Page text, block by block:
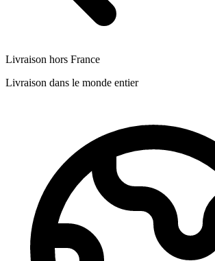
Livraison hors France
Livraison dans le monde entier